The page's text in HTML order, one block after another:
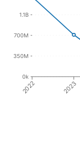
2022 2023
0k
350M
700M
1.1B